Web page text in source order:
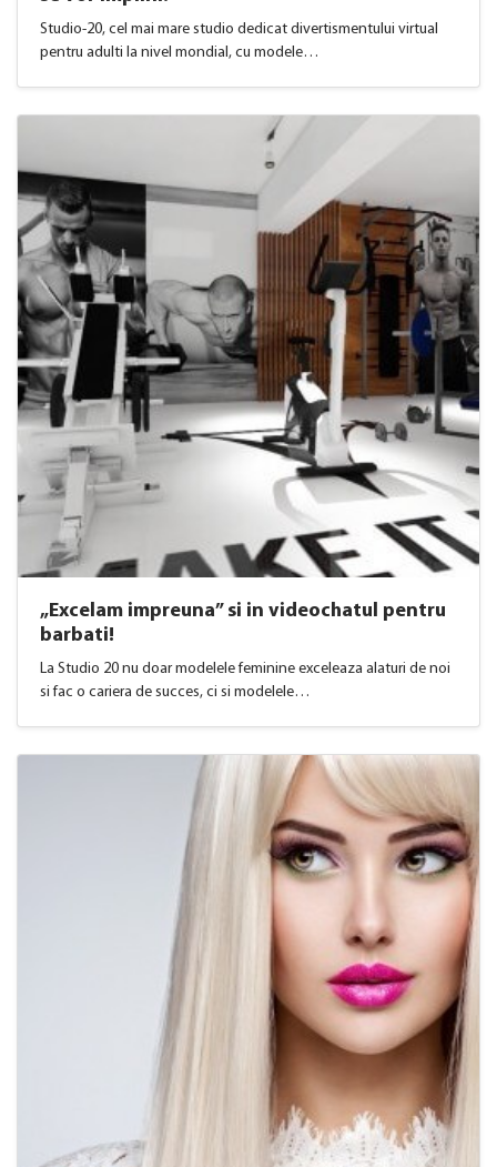
Studio-20, cel mai mare studio dedicat divertismentului virtual
pentru adulti la nivel mondial, cu modele…
„Excelam impreuna” si in videochatul pentru
barbati!
La Studio 20 nu doar modelele feminine exceleaza alaturi de noi
si fac o cariera de succes, ci si modelele…